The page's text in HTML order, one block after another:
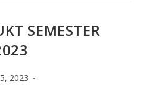
SEMESTER
2023